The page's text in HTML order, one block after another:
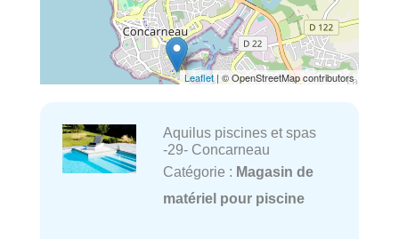
Leaflet| © OpenStreetMap contributors
Aquilus piscines et spas
-29- Concarneau
Catégorie : Magasin de
matériel pour piscine